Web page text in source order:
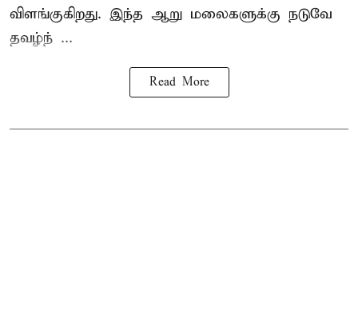
விளங்குகிறது. இந்த ஆறு மலைகளுக்கு நடுவே
தவழ்ந் ...
Read More